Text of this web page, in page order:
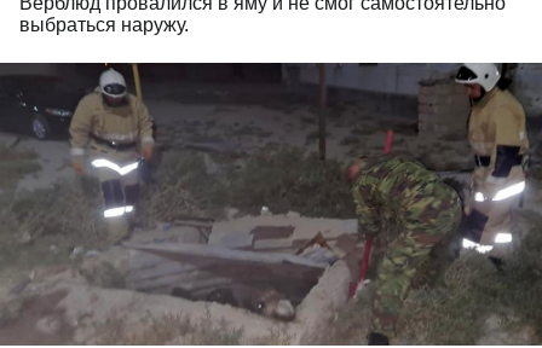
выбраться наружу.